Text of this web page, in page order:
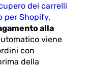
dei carrelli
per Shopify.
alla
viene
con
della